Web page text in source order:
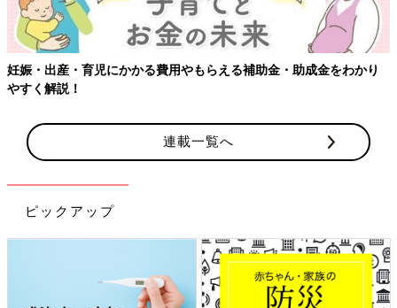
妊娠・出産・育児にかかる費用やもらえる補助金・助成金をわかり
やすく解説！
連載一覧へ
ピックアップ